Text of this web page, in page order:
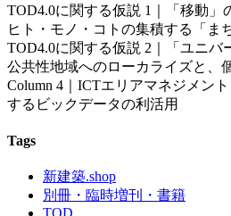
TOD4.0に関する仮説 1｜「移動」
ヒト・モノ・コトの集積する「ま
TOD4.0に関する仮説 2｜「ユニバ
公共性地域へのローカライズと、
Column 4｜ICTエリアマネジメン
するビックデータの利活用
Tags
新建築.shop
別冊・臨時増刊・書籍